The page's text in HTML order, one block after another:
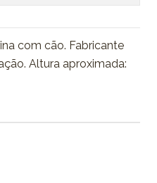
com cão. Fabricante
Altura aproximada: